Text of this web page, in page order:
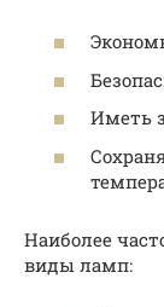
Иметь
Наиболее
виды ламп: